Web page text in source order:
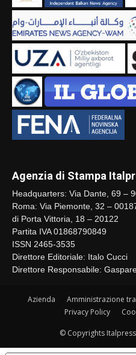
Agenzia di Stampa
Headquarters: Via Dante, 69 –
Roma: Via Piemonte, 32 –
di Porta Vittoria, 18 – 20122
Partita IVA 01868790849
ISSN 2465-3535
Direttore Editoriale: Italo Cucci
Direttore Responsabile:
Azienda Amministrazione
Privacy Policy
© Copyrights